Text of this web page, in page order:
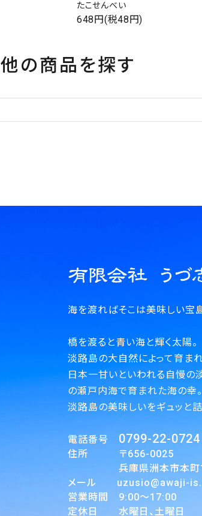
たこせんべい
648円(税48円)
他の商品を探す
海を渡ればそこは美味しい宝
橋を渡ると青い海と輝く太陽。
淡路島の大自然によって育ま
日本一甘いといわれる自慢の
の瀬戸内海で育まれた海の幸。
淡路島の美味しいをギュッと
電話番号 0799-22-0724
住所 〒656-0025
兵庫県洲本市本町1
メール uzusio@awaji-
営業時間 9:00～17:00
定休日 水曜日、土曜日